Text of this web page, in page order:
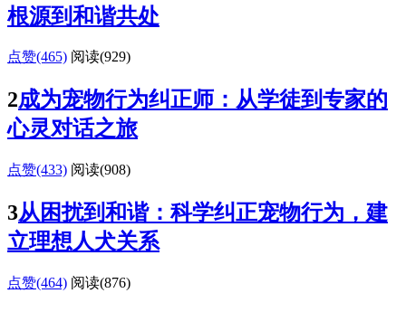
根源到和谐共处
点赞(465) 阅读(929)
2成为宠物行为纠正师：从学徒到专家的
心灵对话之旅
点赞(433) 阅读(908)
3从困扰到和谐：科学纠正宠物行为，建
立理想人犬关系
点赞(464) 阅读(876)